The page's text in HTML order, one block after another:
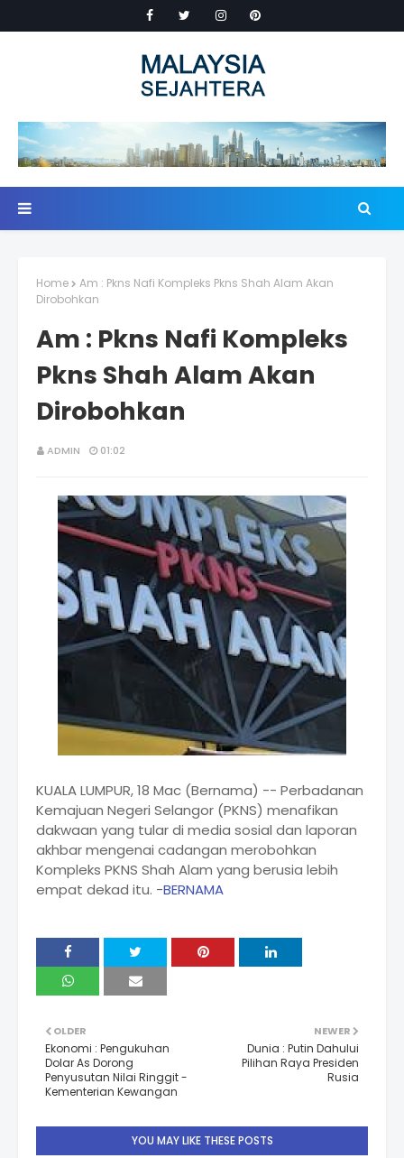
Home
Am : Pkns Nafi Kompleks Pkns Shah Alam Akan
Dirobohkan
Am : Pkns Nafi Kompleks
Pkns Shah Alam Akan
Dirobohkan
ADMIN 01:02
KUALA LUMPUR, 18 Mac (Bernama) -- Perbadanan
Kemajuan Negeri Selangor (PKNS) menafikan
dakwaan yang tular di media sosial dan laporan
akhbar mengenai cadangan merobohkan
Kompleks PKNS Shah Alam yang berusia lebih
empat dekad itu. -BERNAMA
NEWER
Dunia : Putin Dahului
Pilihan Raya Presiden
Rusia
OLDER
Ekonomi : Pengukuhan
Dolar As Dorong
Penyusutan Nilai Ringgit -
Kementerian Kewangan
YOU MAY LIKE THESE POSTS